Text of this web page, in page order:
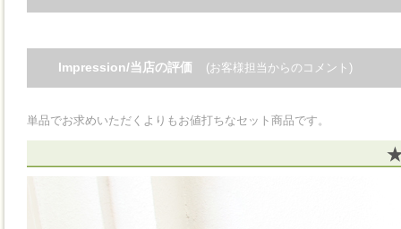
Impression/当店の評価 (お客様担当からのコメント)
単品でお求めいただくよりもお値打ちなセット商品です。